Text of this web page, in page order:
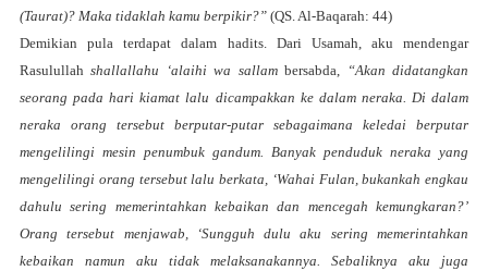
(Taurat)? Maka tidaklah kamu berpikir?” (QS. Al-Baqarah: 44)
Demikian pula terdapat dalam hadits. Dari Usamah, aku mendengar
Rasulullahshallallahu ‘alaihi wa sallambersabda,
“Akan didatangkan
seorang pada hari kiamat lalu dicampakkan ke dalam neraka. Di dalam
neraka orang tersebut berputar-putar sebagaimana keledai berputar
mengelilingi mesin penumbuk gandum. Banyak penduduk neraka yang
mengelilingi orang tersebut lalu berkata, ‘Wahai Fulan, bukankah engkau
dahulu sering memerintahkan kebaikan dan mencegah kemungkaran?’
Orang tersebut menjawab, ‘Sungguh dulu aku sering memerintahkan
kebaikan namun aku tidak melaksanakannya. Sebaliknya aku juga